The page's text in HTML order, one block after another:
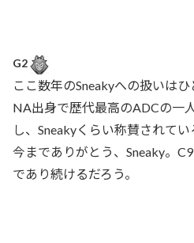
G2
ここ数年のSneakyへの扱いは
NA出身で歴代最高のADCの一
し、Sneakyくらい称賛されて
今までありがとう、Sneaky。
であり続けるだろう。